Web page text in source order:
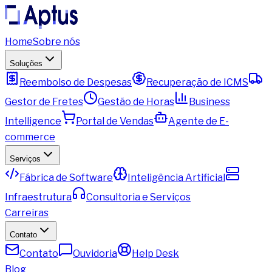
HomeSobre nós
Soluções
Reembolso de Despesas
Recuperação de ICMS
Gestor de Fretes
Gestão de Horas
Business
Intelligence
Portal de Vendas
Agente de E-
commerce
Serviços
Fábrica de Software
Inteligência Artificial
Infraestrutura
Consultoria e Serviços
Carreiras
Contato
Contato Ouvidoria
Help Desk
Blog